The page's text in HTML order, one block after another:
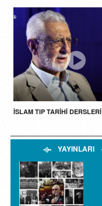
İSLAM TIP TARİHİ DERSLERİ
YAYINLARI